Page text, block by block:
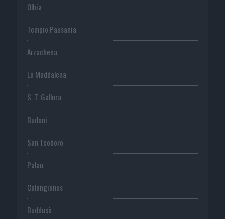
Olbia
Tempio Pausania
Arzachena
La Maddalena
S. T. Gallura
Budoni
San Teodoro
Palau
Calangianus
Buddusò